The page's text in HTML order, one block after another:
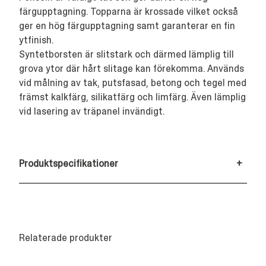
färgupptagning. Topparna är krossade vilket också
ger en hög färgupptagning samt garanterar en fin
ytfinish.
Syntetborsten är slitstark och därmed lämplig till
grova ytor där hårt slitage kan förekomma. Används
vid målning av tak, putsfasad, betong och tegel med
främst kalkfärg, silikatfärg och limfärg. Även lämplig
vid lasering av träpanel invändigt.
Produktspecifikationer +
Relaterade produkter